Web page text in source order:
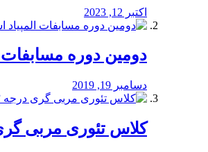
اکتبر 12, 2023
دومین دوره مسابفات
دسامبر 19, 2019
کلاس تئوری مربی گری